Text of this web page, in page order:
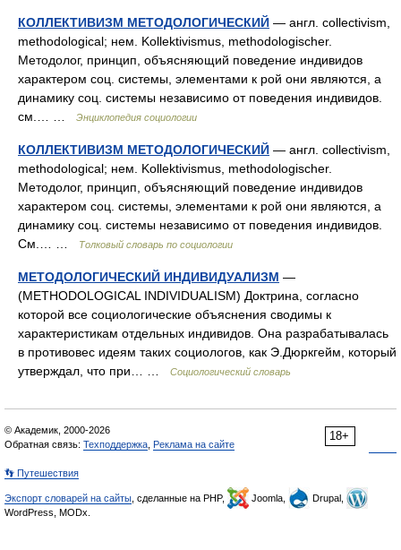
КОЛЛЕКТИВИЗМ МЕТОДОЛОГИЧЕСКИЙ — англ. collectivism,
methodological; нем. Kollektivismus, methodologischer.
Методолог, принцип, объясняющий поведение индивидов
характером соц. системы, элементами к рой они являются, а
динамику соц. системы независимо от поведения индивидов.
см.… …
Энциклопедия социологии
КОЛЛЕКТИВИЗМ МЕТОДОЛОГИЧЕСКИЙ — англ. collectivism,
methodological; нем. Kollektivismus, methodologischer.
Методолог, принцип, объясняющий поведение индивидов
характером соц. системы, элементами к рой они являются, а
динамику соц. системы независимо от поведения индивидов.
См.… …
Толковый словарь по социологии
МЕТОДОЛОГИЧЕСКИЙ ИНДИВИДУАЛИЗМ —
(METHODOLOGICAL INDIVIDUALISM) Доктрина, согласно
которой все социологические объяснения сводимы к
характеристикам отдельных индивидов. Она разрабатывалась
в противовес идеям таких социологов, как Э.Дюркгейм, который
утверждал, что при… …
Социологический словарь
18+
© Академик, 2000-2026
Обратная связь: Техподдержка Реклама на сайте
👣 Путешествия
Экспорт словарей на сайты , сделанные на PHP, Joomla,
Drupal,
WordPress, MODx.